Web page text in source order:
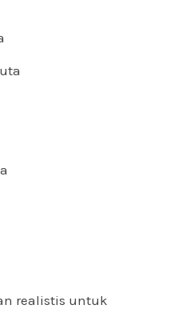
realistis untuk